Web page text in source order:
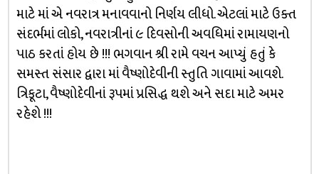
માટે માં એ નવરાત્ર મનાવવાનો નિર્ણય લીધો. એટલાં માટે ઉક્ત
સંદર્ભમાં લોકો, નવરાત્રીનાં ૯ દિવસોની અવધિમાં રામાયણનો
પાઠ કરતાં હોય છે !!! ભગવાન શ્રી રામે વચન આપ્યું હતું કે
સમસ્ત સંસાર દ્વારા માં વૈષ્ણોદેવીની સ્તુતિ ગાવામાં આવશે.
ત્રિકૂટા, વૈષ્ણોદેવીનાં રૂપમાં પ્રસિદ્ધ થશે અને સદા માટે અમર
રહેશે !!!